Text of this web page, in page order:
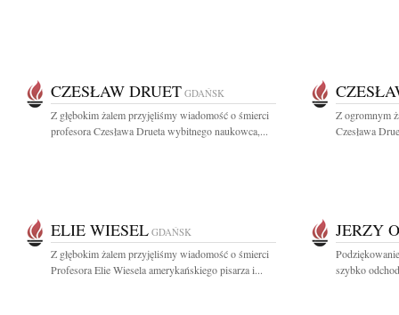
CZESŁAW DRUET GDAŃSK
Z głębokim żalem przyjęliśmy wiadomość o śmierci
profesora Czesława Drueta wybitnego naukowca,...
Z ogromnym
Czesława
ELIE WIESEL GDAŃSK
Z głębokim żalem przyjęliśmy wiadomość o śmierci
Profesora Elie Wiesela amerykańskiego pisarza i...
JERZY
szybko